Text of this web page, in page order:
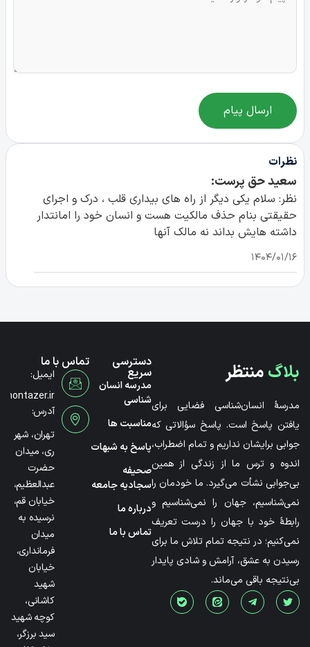
ارسال پیام
نظرات
سعید حق پرست:
نظر: سلام یکی دیگر از راه های بیداری قلب ، درک و اجرای
حقیقتی بنام حذف مالکیت هست و انسان خود را امانتدار
داشته هایش بداند نه مالک آنها
۱۴۰۴/۰۱/۱۶
بلاگمنتظر
مدرسۀ انسان‌شناسی فضایی برای
یافتن پاسخ است. پاسخ سؤالاتی که
جوابی برایشان نداریم و تمام اضطراب،
اندوه و ترس ما از زندگی از همین
بی‌جوابی نشأت می‌گیرد. ما خودمان را
نمی‌شناسیم، جهان را نمی‌شناسیم و
رابطۀ خود با جهان را درست تعریف
نمی‌کنیم؛ در نتیجه تمام تلاش ما برای
رسیدن به عشق، آرامش و شادی پایدار
بی‌نتیجه باقی می‌ماند.
دسترسی
سریع
مدرسه انسان
شناسی
مناسبت ها
پاسخ به شبهات
صحیفه
سجادیه جامعه
درباره ما
تماس با ما
تماس با ما
ایمیل:
آدرس:
تهران، شهر
ری، میدان
حضرت
عبدالعظیم،
خیابان قم،
نرسیده به
میدان
فرمانداری،
خیابان
شهید
کاشانی،
کوچه شهید
سید برزگر،